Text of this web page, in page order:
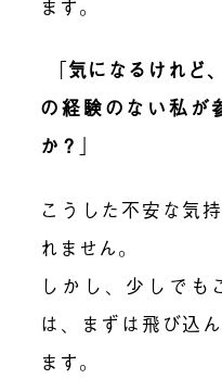
ます。
「気になるけれど
の経験のない私が
か？ 」
こうした不安な気
れません。
しかし、少しでも
は、まずは飛び込
ます。